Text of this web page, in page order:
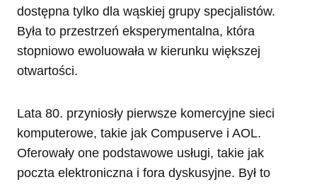
dostępna tylko dla wąskiej grupy specjalistów.
Była to przestrzeń eksperymentalna, która
stopniowo ewoluowała w kierunku większej
otwartości.
Lata 80. przyniosły pierwsze komercyjne sieci
komputerowe, takie jak Compuserve i AOL.
Oferowały one podstawowe usługi, takie jak
poczta elektroniczna i fora dyskusyjne. Był to